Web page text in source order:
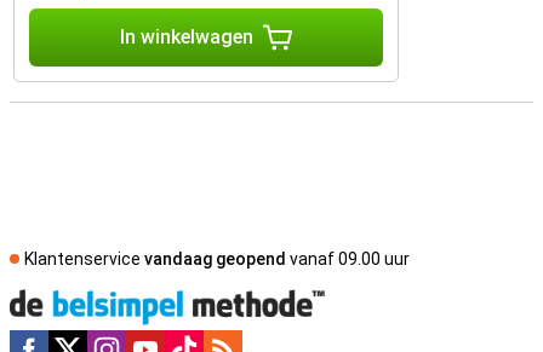
In winkelwagen
Klantenservice vandaag geopend vanaf 09.00 uur
Social media